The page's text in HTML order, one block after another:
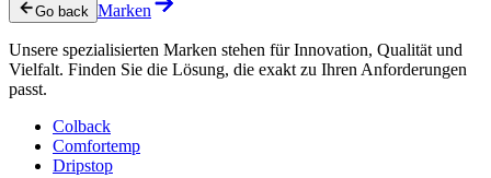
Go back Marken
Unsere spezialisierten Marken stehen für Innovation, Qualität und
Vielfalt. Finden Sie die Lösung, die exakt zu Ihren Anforderungen
passt.
Colback
Comfortemp
Dripstop